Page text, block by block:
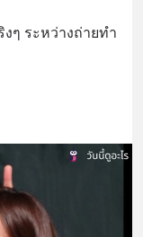
ๆ ระหว่างถ่ายทำ